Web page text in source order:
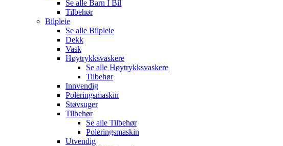
Se alle Barn I Bil
Tilbehør
Bilpleie
Se alle Bilpleie
Dekk
Vask
Høytrykksvaskere
Se alle Høytrykksvaskere
Tilbehør
Innvendig
Poleringsmaskin
Støvsuger
Tilbehør
Se alle Tilbehør
Poleringsmaskin
Utvendig